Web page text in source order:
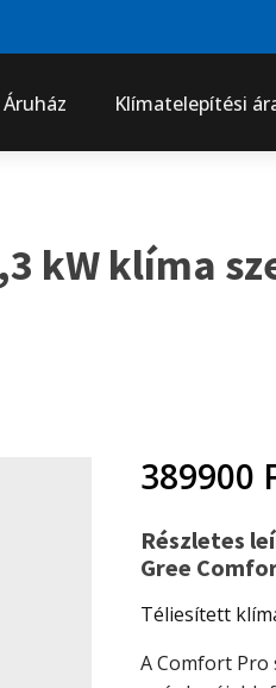
Áruház Klímatelepítési
kW klíma
389900
Részletes
Gree
Téliesített
A Comfort Pro